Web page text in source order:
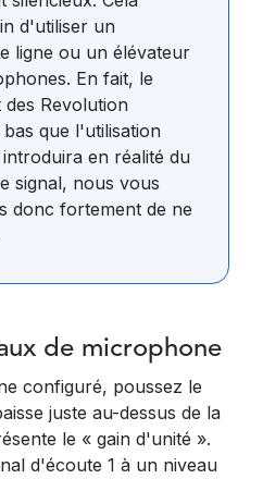
d'utiliser un
ligne ou un élévateur
En fait, le
Revolution
que l'utilisation
en réalité du
signal, nous vous
donc fortement de ne
de microphone
configuré, poussez le
juste au-dessus de la
le « gain d'unité ».
d'écoute 1 à un niveau